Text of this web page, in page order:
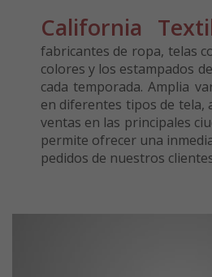
California
fabricantes de ropa, telas
colores y los estampados
cada temporada. Amplia
en diferentes tipos de tela,
ventas en las principales
permite ofrecer una
pedidos de nuestros